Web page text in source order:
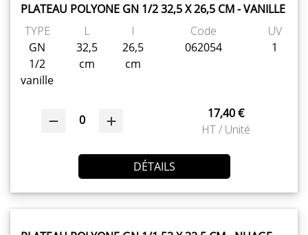
PLATEAU POLYONE GN 1/2 32,5 X 26,5 CM - VANILLE
TYPE
GN
1/2
vanille
L
32,5
cm
l
26,5
cm
Code
062054
UV
1
0
17,40 €
HT / Unité
DÉTAILS